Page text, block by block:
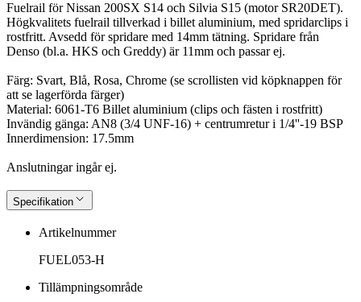
Fuelrail för Nissan 200SX S14 och Silvia S15 (motor SR20DET).
Högkvalitets fuelrail tillverkad i billet aluminium, med spridarclips i
rostfritt. Avsedd för spridare med 14mm tätning. Spridare från
Denso (bl.a. HKS och Greddy) är 11mm och passar ej.
Färg: Svart, Blå, Rosa, Chrome (se scrollisten vid köpknappen för
att se lagerförda färger)
Material: 6061-T6 Billet aluminium (clips och fästen i rostfritt)
Invändig gänga: AN8 (3/4 UNF-16) + centrumretur i 1/4''-19 BSP
Innerdimension: 17.5mm
Anslutningar ingår ej.
Specifikation
Artikelnummer
FUEL053-H
Tillämpningsområde